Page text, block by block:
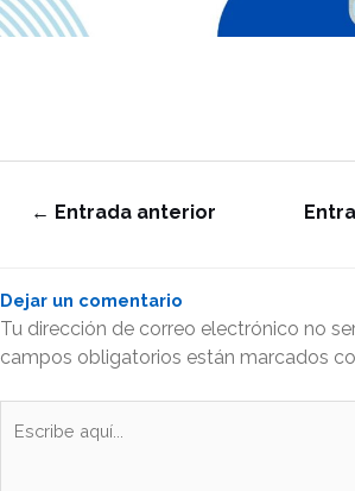
← Entrada anterior
Dejar un comentario
Tu dirección de correo electrónico no
campos obligatorios están marcados